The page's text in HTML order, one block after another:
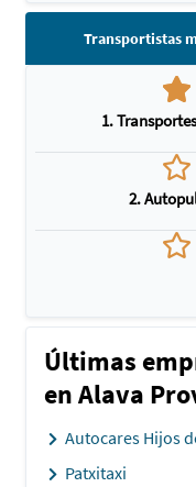
Transportistas
1.
2.
Últimas
en Alava
Autocares Hijos
Patxitaxi